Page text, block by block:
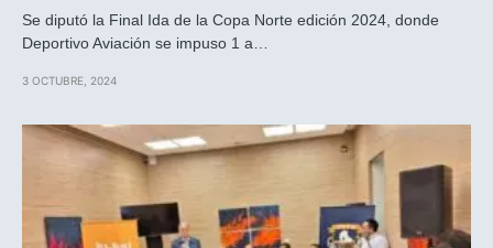
Se diputó la Final Ida de la Copa Norte edición 2024, donde
Deportivo Aviación se impuso 1 a…
3 OCTUBRE, 2024